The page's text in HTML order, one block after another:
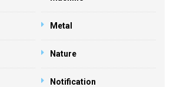
Metal
Nature
Notification